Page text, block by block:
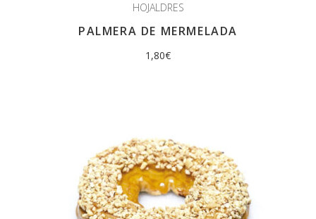
HOJALDRES
PALMERA DE MERMELADA
1,80€